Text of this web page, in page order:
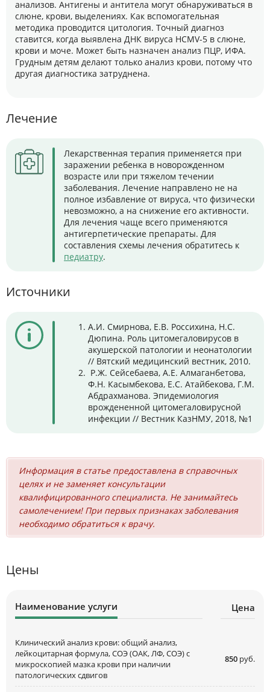
анализов. Антигены и антитела могут обнаруживаться в
слюне, крови, выделениях. Как вспомогательная
методика проводится цитология. Точный диагноз
ставится, когда выявлена ДНК вируса HCMV-5 в слюне,
крови и моче. Может быть назначен анализ ПЦР, ИФА.
Грудным детям делают только анализ крови, потому что
другая диагностика затруднена.
Лечение
Лекарственная терапия применяется при
заражении ребенка в новорожденном
возрасте или при тяжелом течении
заболевания. Лечение направлено не на
полное избавление от вируса, что физически
невозможно, а на снижение его активности.
Для лечения чаще всего применяются
антигерпетические препараты. Для
составления схемы лечения обратитесь к
педиатру.
Источники
А.И. Смирнова, Е.В. Россихина, Н.С.
Дюпина. Роль цитомегаловирусов в
акушерской патологии и неонатологии
// Вятский медицинский вестник, 2010.
Р.Ж. Сейсебаева, А.Е. Алмаганбетова,
Ф.Н. Касымбекова, Е.С. Атайбекова, Г.М.
Абдрахманова. Эпидемиология
врождененной цитомегаловирусной
инфекции // Вестник КазНМУ, 2018, №1
Информация в статье предоставлена в справочных
целях и не заменяет консультации
квалифицированного специалиста. Не занимайтесь
самолечением! При первых признаках заболевания
необходимо обратиться к врачу.
Цены
Наименование услуги Цена
Клинический анализ крови: общий анализ,
лейкоцитарная формула, СОЭ (ОАК, ЛФ, СОЭ) с
микроскопией мазка крови при наличии
патологических сдвигов
850 руб.